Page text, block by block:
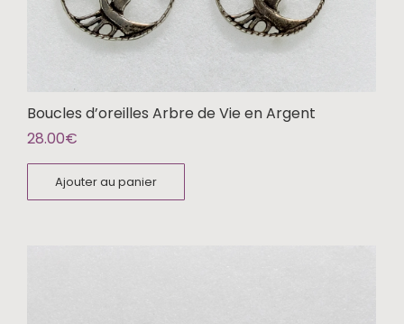
Boucles d’oreilles Arbre de Vie en Argent
28.00€
Ajouter au panier